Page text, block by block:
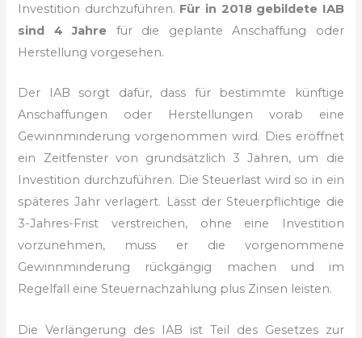
Investition durchzuführen. Für in 2018 gebildete IAB
sind 4 Jahre für die geplante Anschaffung oder
Herstellung vorgesehen.
Der IAB sorgt dafür, dass für bestimmte künftige
Anschaffungen oder Herstellungen vorab eine
Gewinnminderung vorgenommen wird. Dies eröffnet
ein Zeitfenster von grundsätzlich 3 Jahren, um die
Investition durchzuführen. Die Steuerlast wird so in ein
späteres Jahr verlagert. Lässt der Steuerpflichtige die
3-Jahres-Frist verstreichen, ohne eine Investition
vorzunehmen, muss er die vorgenommene
Gewinnminderung rückgängig machen und im
Regelfall eine Steuernachzahlung plus Zinsen leisten.
Die Verlängerung des IAB ist Teil des Gesetzes zur